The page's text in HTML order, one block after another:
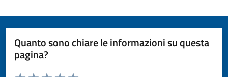
Quanto sono chiare le informazioni su questa
pagina?
Valuta da 1 a 5 stelle la pagina